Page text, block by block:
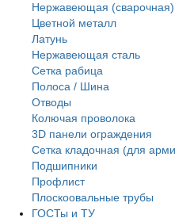
Нержавеющая (сварочная)
Цветной металл
Латунь
Нержaвеющая сталь
Сетка рабица
Полоса / Шина
Отводы
Колючая проволока
3D панели ограждения
Сетка кладочная (для
Подшипники
Профлист
Плоскоовальные трубы
ГОСТы и ТУ